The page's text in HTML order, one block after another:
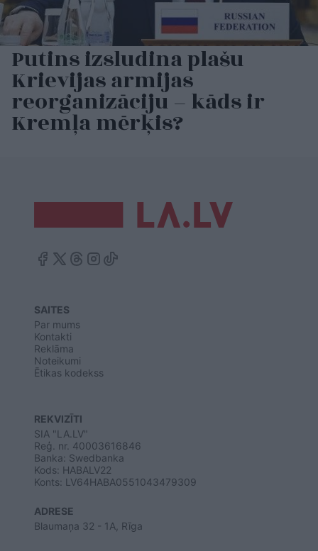
Putins izsludina plašu
Krievijas armijas
reorganizāciju – kāds ir
Kremļa mērķis?
SAITES
Par mums
Kontakti
Reklāma
Noteikumi
Ētikas kodekss
REKVIZĪTI
SIA "LA.LV"
Reģ. nr. 40003616846
Banka: Swedbanka
Kods: HABALV22
Konts: LV64HABA0551043479309
ADRESE
Blaumaņa 32 - 1A, Rīga